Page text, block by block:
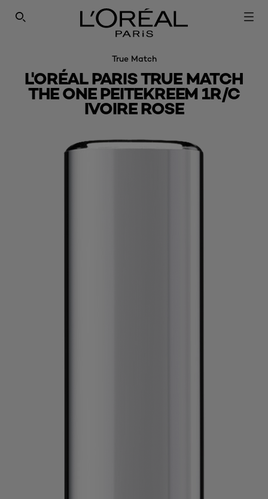
SEARCH THIS SITE
True Match
L'ORÉAL PARIS TRUE MATCH
THE ONE PEITEKREEM 1R/C
IVOIRE ROSE